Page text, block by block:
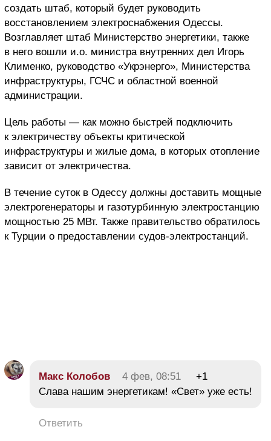
создать штаб, который будет руководить
восстановлением электроснабжения Одессы.
Возглавляет штаб Министерство энергетики, также
в него вошли и.о. министра внутренних дел Игорь
Клименко, руководство «Укрэнерго», Министерства
инфраструктуры, ГСЧС и областной военной
администрации.
Цель работы — как можно быстрей подключить
к электричеству объекты критической
инфраструктуры и жилые дома, в которых отопление
зависит от электричества.
В течение суток в Одессу должны доставить мощные
электрогенераторы и газотурбинную электростанцию
мощностью 25 МВт. Также правительство обратилось
к Турции о предоставлении судов-электростанций.
Макс Колобов 4 фев, 08:51
+1
Слава нашим энергетикам! «Свет» уже есть!
Ответить